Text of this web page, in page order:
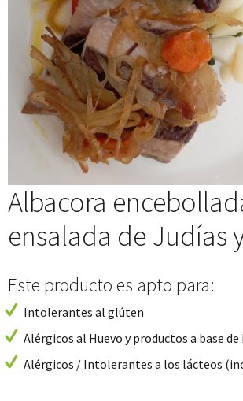
Albacora
ensalada de Judías
Este producto es apto para:
Intolerantes al glúten
Alérgicos al Huevo y productos a base de
Alérgicos / Intolerantes a los lácteos